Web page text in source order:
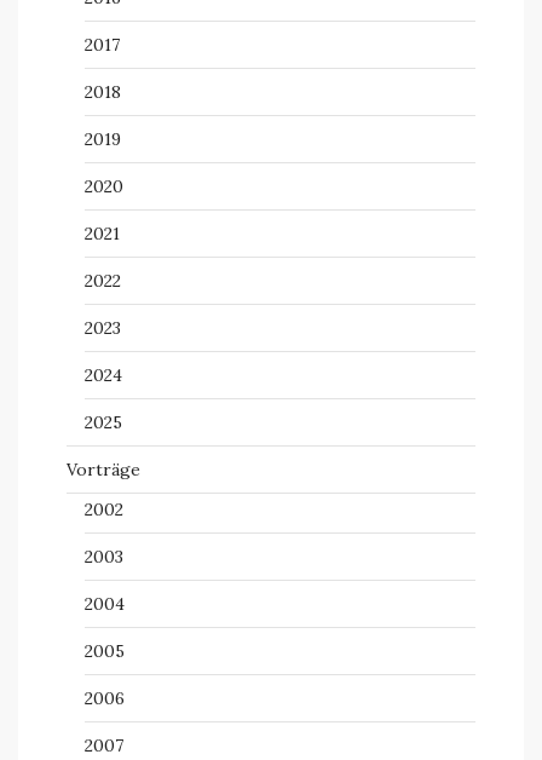
2017
2018
2019
2020
2021
2022
2023
2024
2025
Vorträge
2002
2003
2004
2005
2006
2007